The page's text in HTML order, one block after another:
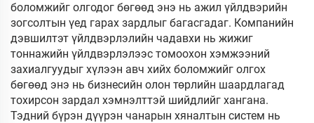
боломжийг олгодог бөгөөд энэ нь ажил үйлдвэрийн
зогсолтын үед гарах зардлыг багасгадаг. Компанийн
дэвшилтэт үйлдвэрлэлийн чадавхи нь жижиг
тоннажийн үйлдвэрлэлээс томоохон хэмжээний
захиалгуудыг хүлээн авч хийх боломжийг олгох
бөгөөд энэ нь бизнесийн олон төрлийн шаардлагад
тохирсон зардал хэмнэлттэй шийдлийг хангана.
Тэдний бүрэн дүүрэн чанарын хяналтын систем нь